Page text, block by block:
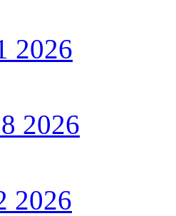
2026
2026
2026